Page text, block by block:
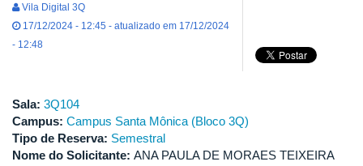
Vila Digital 3Q
17/12/2024 - 12:45 - atualizado em 17/12/2024
- 12:48
Sala: 3Q104
Campus: Campus Santa Mônica (Bloco 3Q)
Tipo de Reserva: Semestral
Nome do Solicitante: ANA PAULA DE MORAES TEIXEIRA